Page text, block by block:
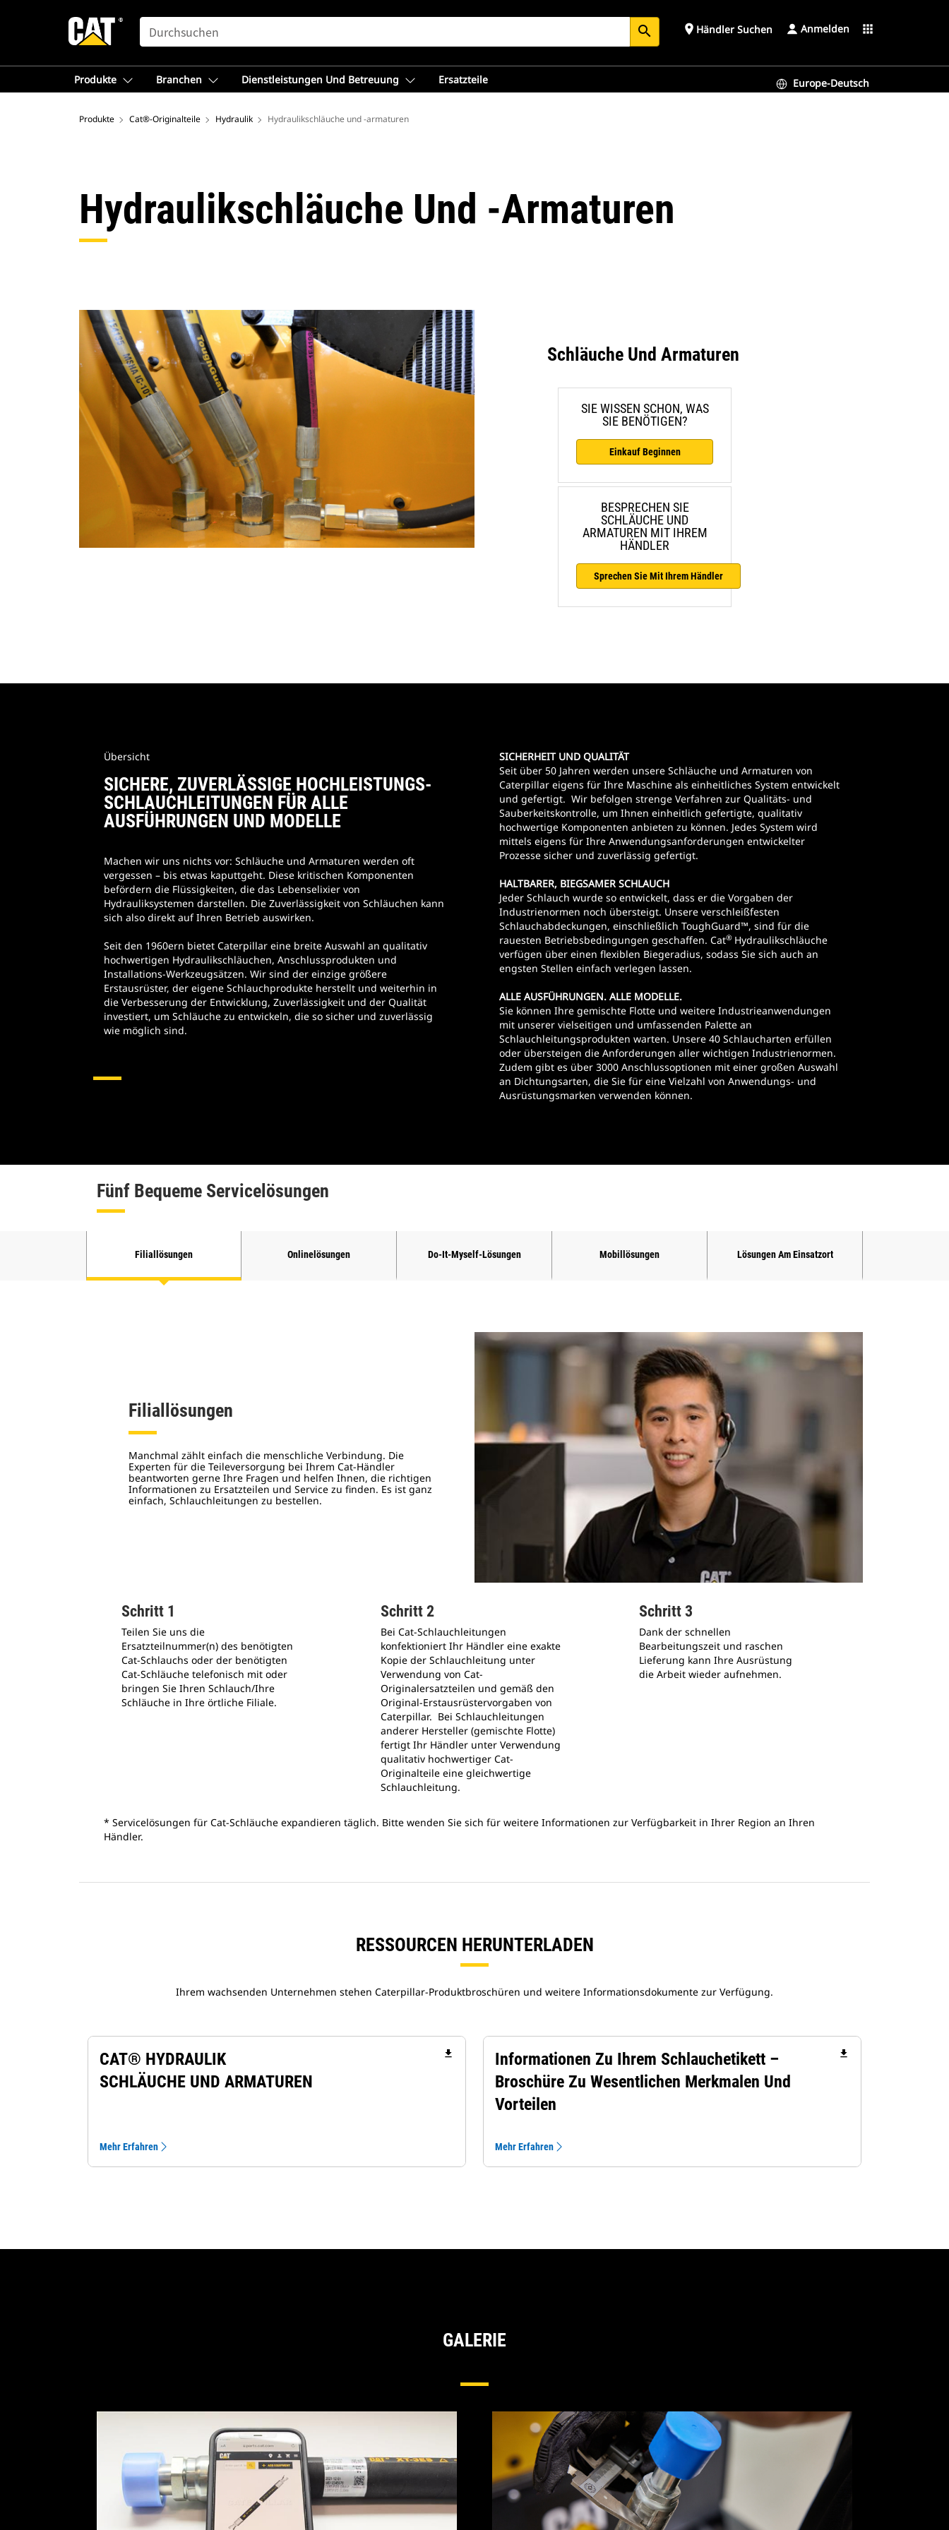
SEARCH search place Händler Suchen Anmelden apps
Produkte Branchen Dienstleistungen Und Betreuung Ersatzteile Europe-Deutsch
Produkte Cat®-Originalteile Hydraulik Hydraulikschläuche und -armaturen
Hydraulikschläuche Und -armaturen
Schläuche Und Armaturen
SIE WISSEN SCHON, WAS
SIE BENÖTIGEN?
Einkauf Beginnen
BESPRECHEN SIE
SCHLÄUCHE UND
ARMATUREN MIT IHREM
HÄNDLER
Sprechen Sie Mit Ihrem Händler
Übersicht
SICHERE, ZUVERLÄSSIGE HOCHLEISTUNGS-
SCHLAUCHLEITUNGEN FÜR ALLE
AUSFÜHRUNGEN UND MODELLE
Machen wir uns nichts vor: Schläuche und Armaturen werden oft
vergessen – bis etwas kaputtgeht. Diese kritischen Komponenten
befördern die Flüssigkeiten, die das Lebenselixier von
Hydrauliksystemen darstellen. Die Zuverlässigkeit von Schläuchen kann
sich also direkt auf Ihren Betrieb auswirken.
Seit den 1960ern bietet Caterpillar eine breite Auswahl an qualitativ
hochwertigen Hydraulikschläuchen, Anschlussprodukten und
Installations-Werkzeugsätzen. Wir sind der einzige größere
Erstausrüster, der eigene Schlauchprodukte herstellt und weiterhin in
die Verbesserung der Entwicklung, Zuverlässigkeit und der Qualität
investiert, um Schläuche zu entwickeln, die so sicher und zuverlässig
wie möglich sind.
SICHERHEIT UND QUALITÄT
Seit über 50 Jahren werden unsere Schläuche und Armaturen von
Caterpillar eigens für Ihre Maschine als einheitliches System entwickelt
und gefertigt. Wir befolgen strenge Verfahren zur Qualitäts- und
Sauberkeitskontrolle, um Ihnen einheitlich gefertigte, qualitativ
hochwertige Komponenten anbieten zu können. Jedes System wird
mittels eigens für Ihre Anwendungsanforderungen entwickelter
Prozesse sicher und zuverlässig gefertigt.
HALTBARER, BIEGSAMER SCHLAUCH
Jeder Schlauch wurde so entwickelt, dass er die Vorgaben der
Industrienormen noch übersteigt. Unsere verschleißfesten
Schlauchabdeckungen, einschließlich ToughGuard™, sind für die
rauesten Betriebsbedingungen geschaffen. Cat® Hydraulikschläuche
verfügen über einen flexiblen Biegeradius, sodass Sie sich auch an
engsten Stellen einfach verlegen lassen.
ALLE AUSFÜHRUNGEN. ALLE MODELLE.
Sie können Ihre gemischte Flotte und weitere Industrieanwendungen
mit unserer vielseitigen und umfassenden Palette an
Schlauchleitungsprodukten warten. Unsere 40 Schlaucharten erfüllen
oder übersteigen die Anforderungen aller wichtigen Industrienormen.
Zudem gibt es über 3000 Anschlussoptionen mit einer großen Auswahl
an Dichtungsarten, die Sie für eine Vielzahl von Anwendungs- und
Ausrüstungsmarken verwenden können.
Fünf Bequeme Servicelösungen
Filiallösungen Onlinelösungen Do-It-Myself-Lösungen Mobillösungen Lösungen Am Einsatzort
Filiallösungen
Manchmal zählt einfach die menschliche Verbindung. Die
Experten für die Teileversorgung bei Ihrem Cat-Händler
beantworten gerne Ihre Fragen und helfen Ihnen, die richtigen
Informationen zu Ersatzteilen und Service zu finden. Es ist ganz
einfach, Schlauchleitungen zu bestellen.
Schritt 1
Teilen Sie uns die
Ersatzteilnummer(n) des benötigten
Cat-Schlauchs oder der benötigten
Cat-Schläuche telefonisch mit oder
bringen Sie Ihren Schlauch/Ihre
Schläuche in Ihre örtliche Filiale.
Schritt 2
Bei Cat-Schlauchleitungen
konfektioniert Ihr Händler eine exakte
Kopie der Schlauchleitung unter
Verwendung von Cat-
Originalersatzteilen und gemäß den
Original-Erstausrüstervorgaben von
Caterpillar. Bei Schlauchleitungen
anderer Hersteller (gemischte Flotte)
fertigt Ihr Händler unter Verwendung
qualitativ hochwertiger Cat-
Originalteile eine gleichwertige
Schlauchleitung.
Schritt 3
Dank der schnellen
Bearbeitungszeit und raschen
Lieferung kann Ihre Ausrüstung
die Arbeit wieder aufnehmen.
* Servicelösungen für Cat-Schläuche expandieren täglich. Bitte wenden Sie sich für weitere Informationen zur Verfügbarkeit in Ihrer Region an Ihren
Händler.
RESSOURCEN HERUNTERLADEN
Ihrem wachsenden Unternehmen stehen Caterpillar-Produktbroschüren und weitere Informationsdokumente zur Verfügung.
CAT® HYDRAULIK
SCHLÄUCHE UND ARMATUREN
file_download
Mehr Erfahren
Informationen Zu Ihrem Schlauchetikett –
Broschüre Zu Wesentlichen Merkmalen Und
Vorteilen
file_download
Mehr Erfahren
GALERIE